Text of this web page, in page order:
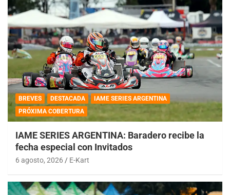
BREVES DESTACADA
IAME SERIES ARGENTINA
PRÓXIMA COBERTURA
IAME SERIES ARGENTINA: Baradero recibe la
fecha especial con Invitados
6 agosto, 2026 E-Kart